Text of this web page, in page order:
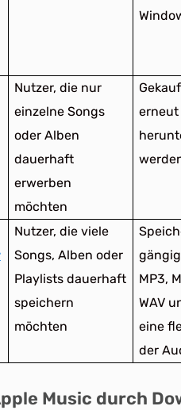
Nutzer, die nur
einzelne Songs
oder Alben
dauerhaft
erwerben
möchten
erneut
Nutzer, die viele
Songs, Alben oder
Playlists dauerhaft
speichern
möchten
MP3,
WAV
eine
der
Music durch